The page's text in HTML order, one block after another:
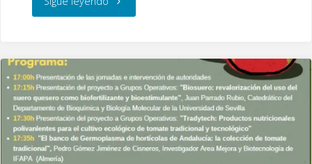
o
k
dI
Datos
de
la
sesión